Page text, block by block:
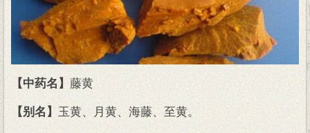
【中药名】 藤黄
【别名】 玉黄、月黄、海藤、至黄。